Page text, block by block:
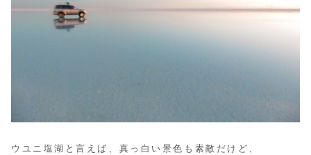
ウユニ塩湖と言えば、真っ白い景色も素敵だけど、